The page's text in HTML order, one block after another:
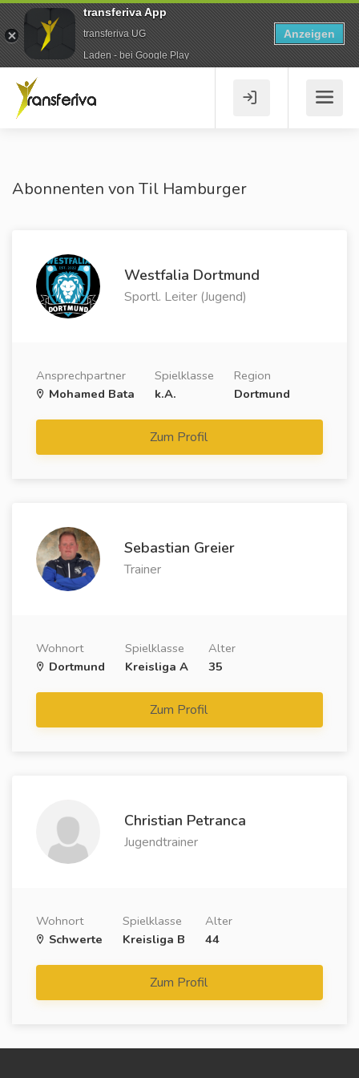
Abonnenten von Til Hamburger
Westfalia Dortmund
Sportl. Leiter (Jugend)
Ansprechpartner
Mohamed Bata
Spielklasse
k.A.
Region
Dortmund
Zum Profil
Sebastian Greier
Trainer
Wohnort
Dortmund
Spielklasse
Kreisliga A
Alter
35
Zum Profil
Christian Petranca
Jugendtrainer
Wohnort
Schwerte
Spielklasse
Kreisliga B
Alter
44
Zum Profil
transferiva App
transferiva UG
Laden - bei Google Play
Anzeigen